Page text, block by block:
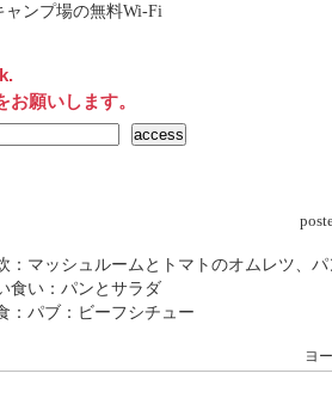
ャンプ場の無料Wi-Fi
お願いします。
マッシュルームとトマトのオムレツ、パ
食い：パンとサラダ
：パブ：ビーフシチュー
ヨ